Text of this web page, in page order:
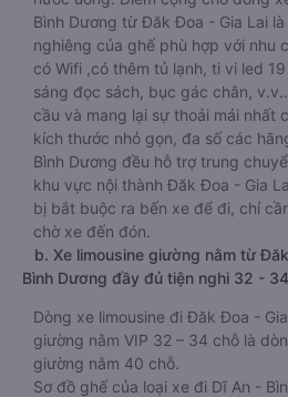
Bình Dương từ Đăk Đoa - Gia Lai
nghiêng của ghế phù hợp với nhu
có Wifi ,có thêm tủ lạnh, ti vi led
sáng đọc sách, bục gác chân,
cầu và mang lại sự thoải mái nhất
kích thước nhỏ gọn, đa số các
Bình Dương đều hỗ trợ trung
khu vực nội thành Đăk Đoa - Gia
bị bắt buộc ra bến xe để đi, chỉ
chờ xe đến đón.
b. Xe limousine giường nằm từ
Bình Dương đầy đủ tiện nghi 32 -
Dòng xe limousine đi Đăk Đoa -
giường nằm VIP 32 – 34 chỗ là
giường nằm 40 chỗ.
Sơ đồ ghế của loại xe đi Dĩ An -